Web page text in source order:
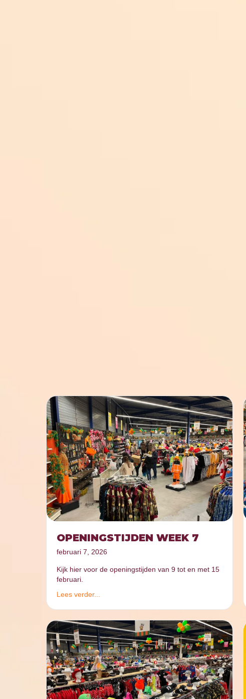
OPENINGSTIJDEN WEEK 7
februari 7, 2026
Kijk hier voor de openingstijden van 9 tot en met 15
februari.
Lees verder...